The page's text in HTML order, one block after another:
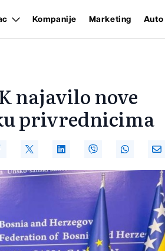
Kompanije Marketing Auto
najavilo nove
privrednicima